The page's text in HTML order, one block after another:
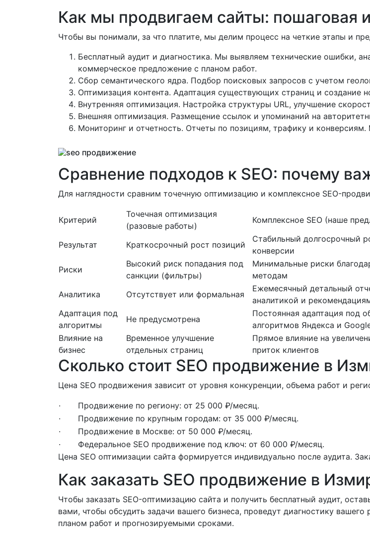
Как мы продвигаем сайты: пошаговая
Чтобы вы понимали, за что платите, мы делим процесс на четкие этапы и
Бесплатный аудит и диагностика. Мы выявляем технические ошибки,
коммерческое предложение с планом работ.
Сбор семантического ядра. Подбор поисковых запросов с учетом
Оптимизация контента. Адаптация существующих страниц и создание
Внутренняя оптимизация. Настройка структуры URL, улучшение
Внешняя оптимизация. Размещение ссылок и упоминаний на
Мониторинг и отчетность. Отчеты по позициям, трафику и
Сравнение подходов к SEO: почему
Для наглядности сравним точечную оптимизацию и комплексное SEO-
Критерий
Точечная оптимизация
(разовые работы)
Комплексное SEO (наше
Результат Краткосрочный рост позиций
Стабильный долгосрочный
конверсии
Риски
Высокий риск попадания под
санкции (фильтры)
Минимальные риски
методам
Аналитика
Отсутствует или формальная
Ежемесячный детальный
аналитикой и
Адаптация под
алгоритмы
Не предусмотрена
Постоянная адаптация под
алгоритмов Яндекса и
Влияние на
бизнес
Временное улучшение
отдельных страниц
Прямое влияние на
приток клиентов
Сколько стоит SEO продвижение в
Цена SEO продвижения зависит от уровня конкуренции, объема работ и
· Продвижение по региону: от 25 000 ₽/месяц.
· Продвижение по крупным городам: от 35 000 ₽/месяц.
· Продвижение в Москве: от 50 000 ₽/месяц.
· Федеральное SEO продвижение под ключ: от 60 000 ₽/месяц.
Цена SEO оптимизации сайта формируется индивидуально после аудита.
Как заказать SEO продвижение в
Чтобы заказать SEO-оптимизацию сайта и получить бесплатный аудит,
вами, чтобы обсудить задачи вашего бизнеса, проведут диагностику
планом работ и прогнозируемыми сроками.